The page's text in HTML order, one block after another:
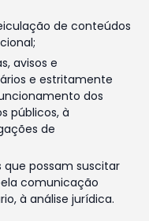
de conteúdos
avisos e
e estritamente
dos
públicos, à
de
que possam suscitar
comunicação
à análise jurídica.